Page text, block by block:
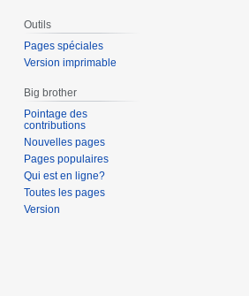
Outils
Pages spéciales
Version imprimable
Big brother
Pointage des
contributions
Nouvelles pages
Pages populaires
Qui est en ligne?
Toutes les pages
Version